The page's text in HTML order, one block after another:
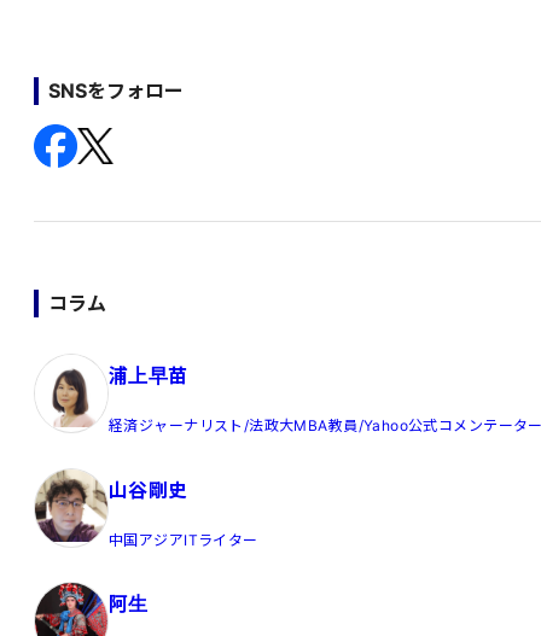
SNSをフォロー
コラム
浦上早苗
経済ジャーナリスト/法政大MBA教員/Yahoo公式コメンテータ
山谷剛史
中国アジアITライター
阿生